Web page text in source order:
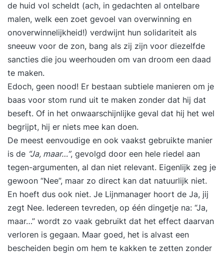
de huid vol scheldt (ach, in gedachten al ontelbare
malen, welk een zoet gevoel van overwinning en
onoverwinnelijkheid!) verdwijnt hun solidariteit als
sneeuw voor de zon, bang als zij zijn voor diezelfde
sancties die jou weerhouden om van droom een daad
te maken.
Edoch, geen nood! Er bestaan subtiele manieren om je
baas voor stom rund uit te maken zonder dat hij dat
beseft. Of in het onwaarschijnlijke geval dat hij het wel
begrijpt, hij er niets mee kan doen.
De meest eenvoudige en ook vaakst gebruikte manier
is de “Ja, maar…”, gevolgd door een hele riedel aan
tegen-argumenten, al dan niet relevant. Eigenlijk zeg je
gewoon “Nee”, maar zo direct kan dat natuurlijk niet.
En hoeft dus ook niet. Je Lijnmanager hoort de Ja, jij
zegt Nee. Iedereen tevreden, op één dingetje na: “Ja,
maar…” wordt zo vaak gebruikt dat het effect daarvan
verloren is gegaan. Maar goed, het is alvast een
bescheiden begin om hem te kakken te zetten zonder